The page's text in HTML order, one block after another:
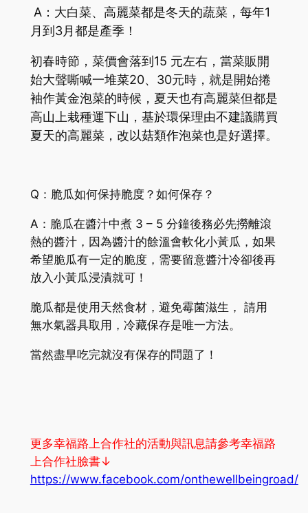
A：大白菜、高麗菜都是冬天的蔬菜，每年1
月到3月都是產季！
初春時節，菜價會落到15 元左右，當菜販開
始大聲嘶喊一堆菜20、30元時，就是開始捲
袖作黃金泡菜的時候，夏天也有高麗菜但都是
高山上栽種運下山，基於環保理由不建議購買
夏天的高麗菜，改以菇類作泡菜也是好選擇。
Q：脆瓜如何保持脆度？如何保存？
A：脆瓜在醬汁中煮 3 – 5 分鐘後務必先撈離滾
熱的醬汁，因為醬汁的餘溫會軟化小黃瓜，如果
希望脆瓜有一定的脆度，需要留意醬汁冷卻後再
放入小黃瓜浸漬就可！
脆瓜都是使用天然食材，避免霉菌滋生， 請用
無水氣器具取用，冷藏保存是唯一方法。
當然盡早吃完就沒有保存的問題了！
更多幸福路上合作社的活動與訊息請參考幸福路
上合作社臉書↓
https://www.facebook.com/onthewellbeingroad/